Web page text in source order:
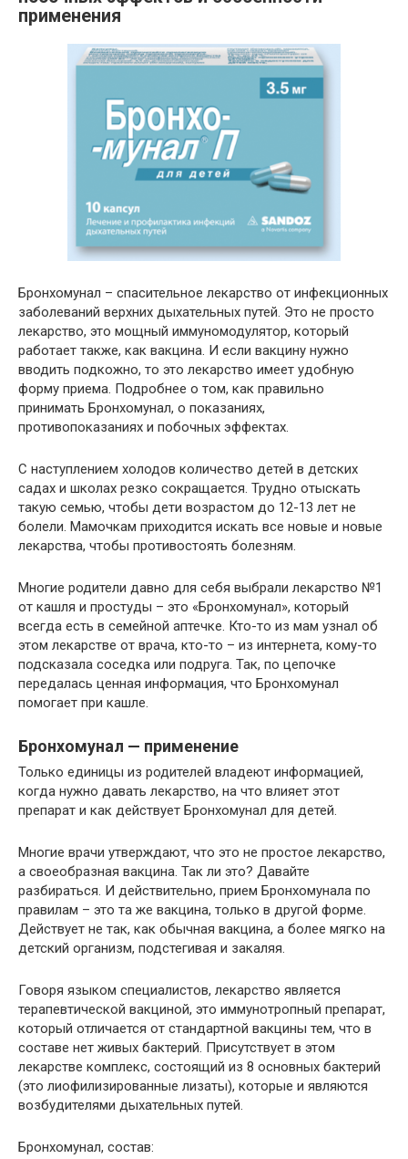
применения
Бронхомунал – спасительное лекарство от инфекционных
заболеваний верхних дыхательных путей. Это не просто
лекарство, это мощный иммуномодулятор, который
работает также, как вакцина. И если вакцину нужно
вводить подкожно, то это лекарство имеет удобную
форму приема. Подробнее о том, как правильно
принимать Бронхомунал, о показаниях,
противопоказаниях и побочных эффектах.
С наступлением холодов количество детей в детских
садах и школах резко сокращается. Трудно отыскать
такую семью, чтобы дети возрастом до 12-13 лет не
болели. Мамочкам приходится искать все новые и новые
лекарства, чтобы противостоять болезням.
Многие родители давно для себя выбрали лекарство №1
от кашля и простуды – это «Бронхомунал», который
всегда есть в семейной аптечке. Кто-то из мам узнал об
этом лекарстве от врача, кто-то – из интернета, кому-то
подсказала соседка или подруга. Так, по цепочке
передалась ценная информация, что Бронхомунал
помогает при кашле.
Бронхомунал — применение
Только единицы из родителей владеют информацией,
когда нужно давать лекарство, на что влияет этот
препарат и как действует Бронхомунал для детей.
Многие врачи утверждают, что это не простое лекарство,
а своеобразная вакцина. Так ли это? Давайте
разбираться. И действительно, прием Бронхомунала по
правилам – это та же вакцина, только в другой форме.
Действует не так, как обычная вакцина, а более мягко на
детский организм, подстегивая и закаляя.
Говоря языком специалистов, лекарство является
терапевтической вакциной, это иммунотропный препарат,
который отличается от стандартной вакцины тем, что в
составе нет живых бактерий. Присутствует в этом
лекарстве комплекс, состоящий из 8 основных бактерий
(это лиофилизированные лизаты), которые и являются
возбудителями дыхательных путей.
Бронхомунал, состав: